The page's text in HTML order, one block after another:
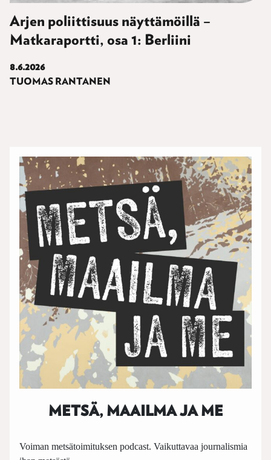
Arjen poliittisuus näyttämöillä –
Matkaraportti, osa 1: Berliini
8.6.2026
TUOMAS RANTANEN
METSÄ, MAAILMA JA ME
Voiman metsätoimituksen podcast. Vaikuttavaa journalismia